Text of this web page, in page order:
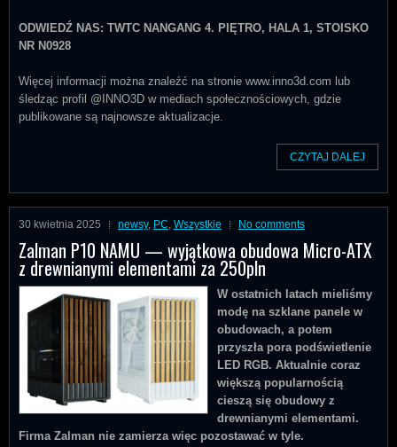
ODWIEDŹ NAS: TWTC NANGANG 4. PIĘTRO, HALA 1, STOISKO
NR N0928
Więcej informacji można znaleźć na stronie www.inno3d.com lub
śledząc profil @INNO3D w mediach społecznościowych, gdzie
publikowane są najnowsze aktualizacje.
CZYTAJ DALEJ
30 kwietnia 2025 newsy, PC, Wszystkie No comments
Zalman P10 NAMU — wyjątkowa obudowa Micro-ATX
z drewnianymi elementami za 250pln
W ostatnich latach mieliśmy
modę na szklane panele w
obudowach, a potem
przyszła pora podświetlenie
LED RGB. Aktualnie coraz
większą popularnością
cieszą się obudowy z
drewnianymi elementami.
Firma Zalman nie zamierza więc pozostawać w tyle.